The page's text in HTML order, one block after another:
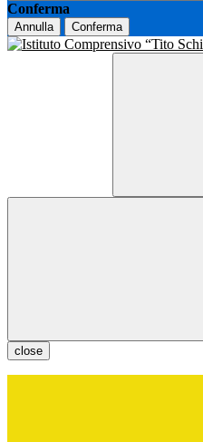
Conferma
Annulla Conferma
close